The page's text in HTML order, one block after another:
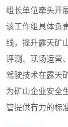
组长单位牵头开
该工作组具体负
线，提升露天矿
评测、现场运营
驾驶技术在露天
为矿山企业安全
管提供有力的标